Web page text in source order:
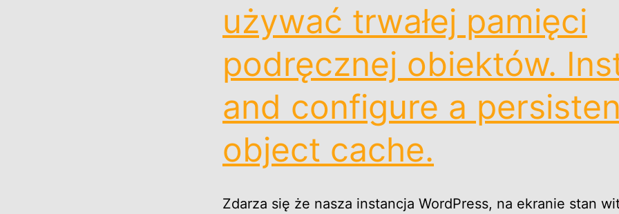
używać trwałej pamięci
podręcznej obiektów.
and configure a
object cache.
Zdarza się że nasza instancja WordPress, na ekranie stan